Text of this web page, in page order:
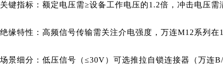
关键指标：额定电压需≥设备工作电压的1.2倍，冲击电压
绝缘特性：高频信号传输需关注介电强度，万连M12系列
场景细分：低压信号（≤30V）可选推拉自锁连接器（万连